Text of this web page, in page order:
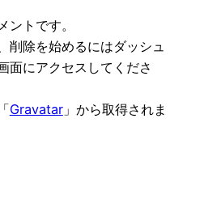
ントです。
削除を始めるにはダッシュ
面にアクセスしてくださ
Gravatar」から取得されま